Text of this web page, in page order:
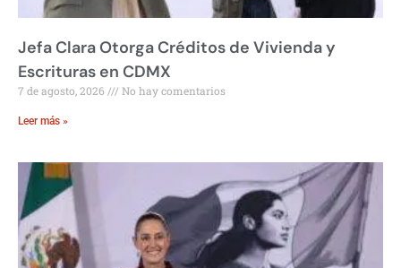
Jefa Clara Otorga Créditos de Vivienda y
Escrituras en CDMX
7 de agosto, 2026 No hay comentarios
Leer más »